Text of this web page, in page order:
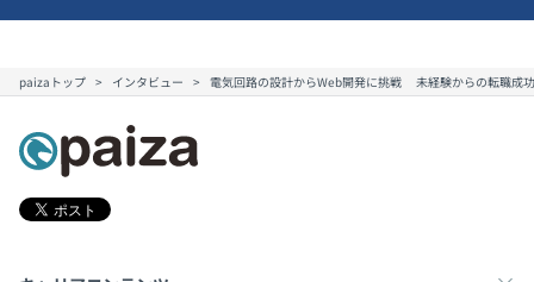
paizaトップ インタビュー 電気回路の設計からWeb開発に挑戦 未経験からの転職成